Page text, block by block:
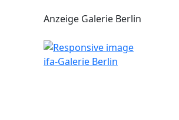
Anzeige Galerie Berlin
ifa-Galerie Berlin